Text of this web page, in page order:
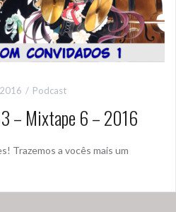
Podcast
– Mixtape 6 – 2016
Trazemos a vocês mais um